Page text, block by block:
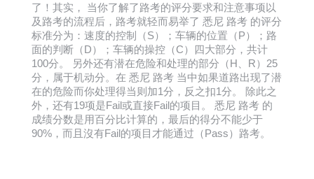
了！其实， 当你了解了路考的评分要求和注意事项以
及路考的流程后，路考就轻而易举了 悉尼 路考 的评分
标准分为：速度的控制（S）；车辆的位置（P）；路
面的判断（D）；车辆的操控（C）四大部分，共计
100分。 另外还有潜在危险和处理的部分（H、R）25
分，属于机动分。在 悉尼 路考 当中如果道路出现了潜
在的危险而你处理得当则加1分，反之扣1分。 除此之
外，还有19项是Fail或直接Fail的项目。 悉尼 路考 的
成绩分数是用百分比计算的，最后的得分不能少于
90%，而且沒有Fail的项目才能通过（Pass）路考。